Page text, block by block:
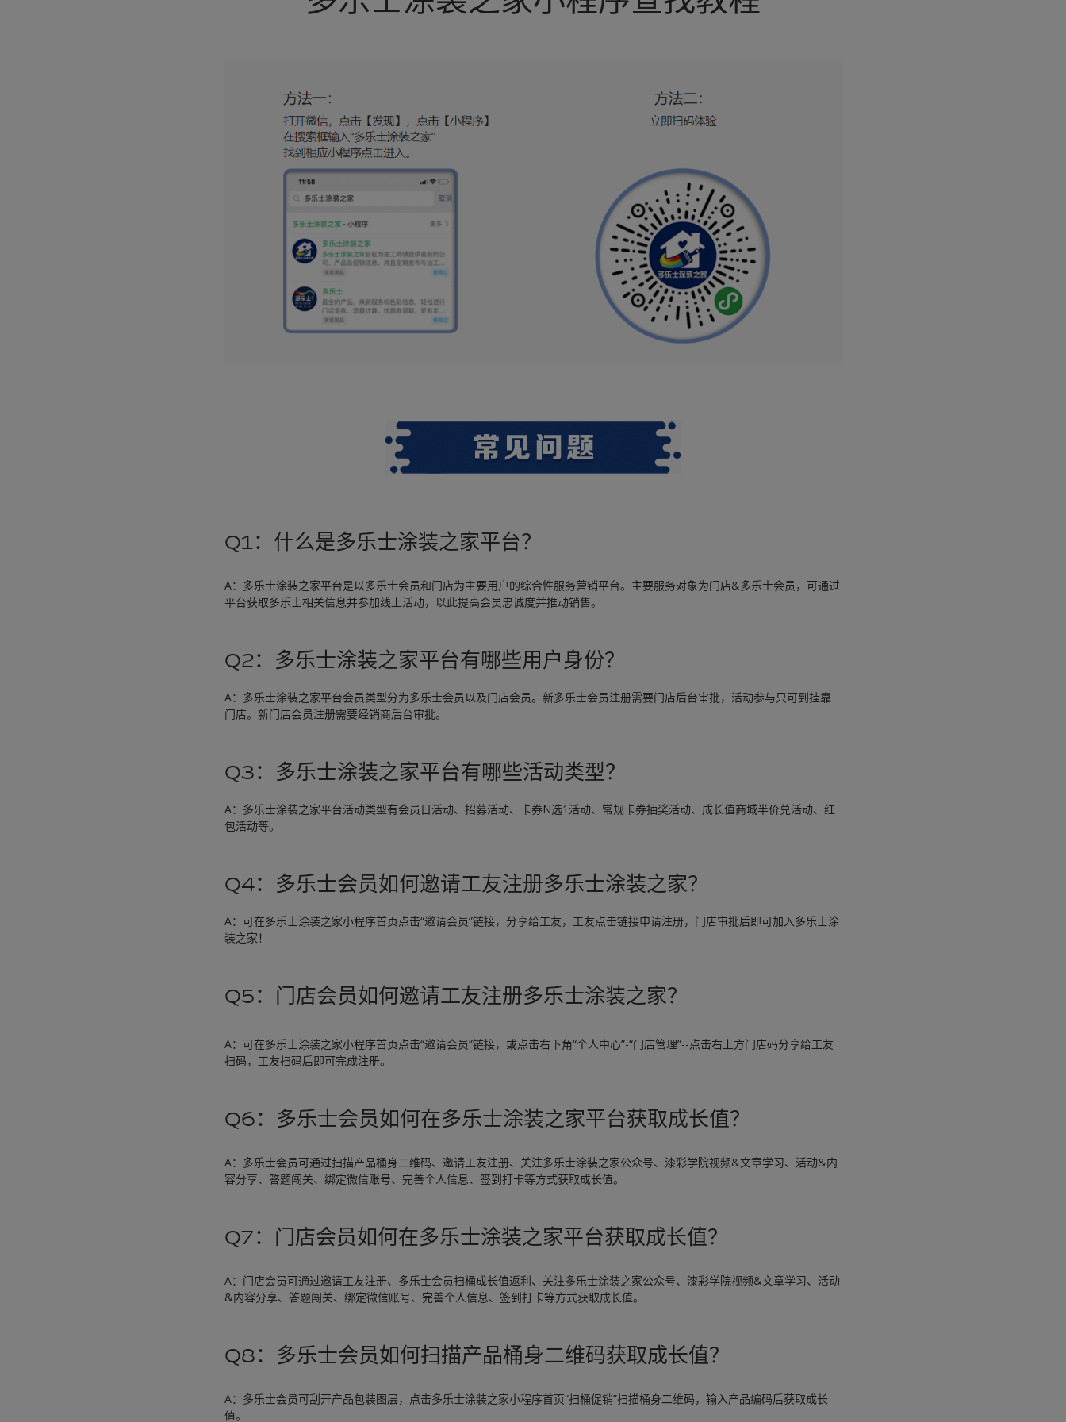
Q1：什么是多乐士涂装之家平台？
A：多乐士涂装之家平台是以多乐士会员和门店为主要用户的综合性服务营销平台。主要服务对象为门店&多乐士会员，可通过
平台获取多乐士相关信息并参加线上活动，以此提高会员忠诚度并推动销售。
Q2：多乐士涂装之家平台有哪些用户身份？
A：多乐士涂装之家平台会员类型分为多乐士会员以及门店会员。新多乐士会员注册需要门店后台审批，活动参与只可到挂靠
门店。新门店会员注册需要经销商后台审批。
Q3：多乐士涂装之家平台有哪些活动类型？
A：多乐士涂装之家平台活动类型有会员日活动、招募活动、卡券N选1活动、常规卡券抽奖活动、成长值商城半价兑活动、红
包活动等。
Q4：多乐士会员如何邀请工友注册多乐士涂装之家？
A：可在多乐士涂装之家小程序首页点击“邀请会员”链接，分享给工友，工友点击链接申请注册，门店审批后即可加入多乐士涂
装之家！
Q5：门店会员如何邀请工友注册多乐士涂装之家？
A：可在多乐士涂装之家小程序首页点击“邀请会员”链接，或点击右下角“个人中心”-“门店管理”--点击右上方门店码分享给工友
扫码，工友扫码后即可完成注册。
Q6：多乐士会员如何在多乐士涂装之家平台获取成长值？
A：多乐士会员可通过扫描产品桶身二维码、邀请工友注册、关注多乐士涂装之家公众号、漆彩学院视频&文章学习、活动&内
容分享、答题闯关、绑定微信账号、完善个人信息、签到打卡等方式获取成长值。
Q7：门店会员如何在多乐士涂装之家平台获取成长值？
A：门店会员可通过邀请工友注册、多乐士会员扫桶成长值返利、关注多乐士涂装之家公众号、漆彩学院视频&文章学习、活动
&内容分享、答题闯关、绑定微信账号、完善个人信息、签到打卡等方式获取成长值。
Q8：多乐士会员如何扫描产品桶身二维码获取成长值？
A：多乐士会员可刮开产品包装图层，点击多乐士涂装之家小程序首页“扫桶促销”扫描桶身二维码，输入产品编码后获取成长
值。